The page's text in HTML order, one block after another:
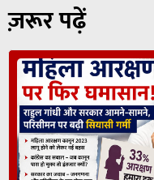
ज़रूर पढ़ें